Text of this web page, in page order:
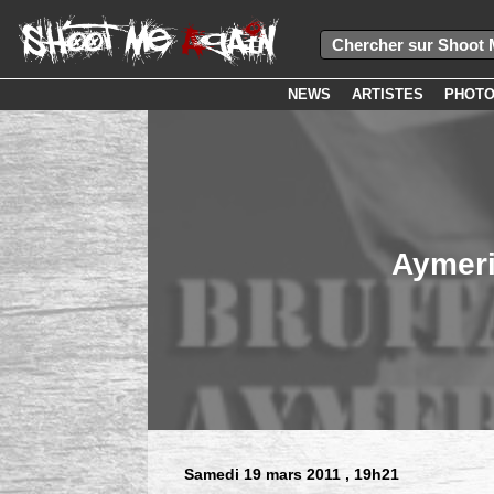
NEWS ARTISTES
Samedi 19 mars 2011 , 19h21